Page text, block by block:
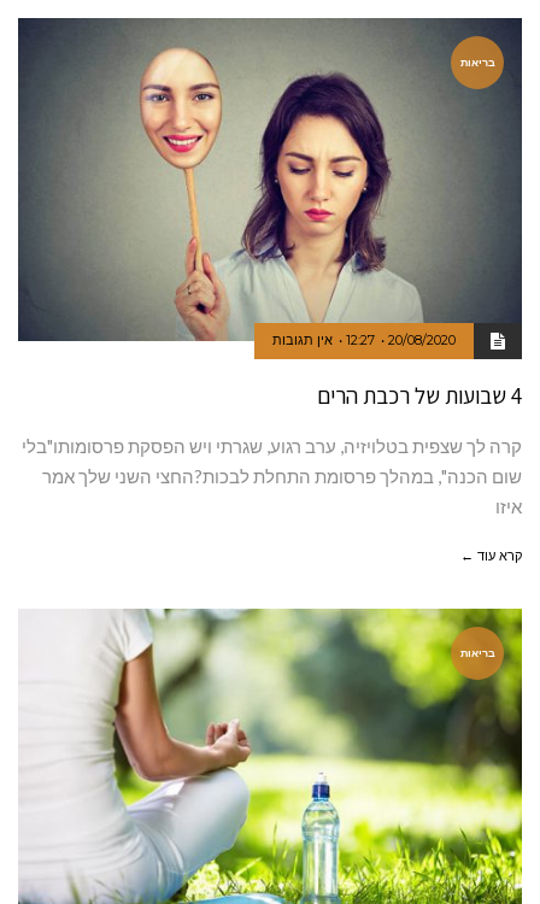
בריאות
20/08/2020
12:27 אין תגובות
4 שבועות של רכבת הרים
קרה לך שצפית בטלויזיה, ערב רגוע, שגרתי ויש הפסקת פרסומותו"בלי
שום הכנה", במהלך פרסומת התחלת לבכות?החצי השני שלך אמר
איזו
קרא עוד ←
בריאות